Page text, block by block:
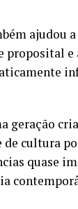
ajudou
proposital
cultura
quase